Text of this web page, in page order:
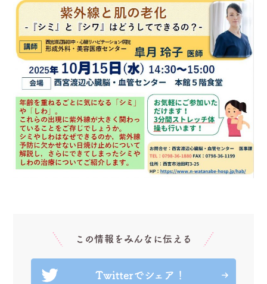
この情報をみんなに伝える